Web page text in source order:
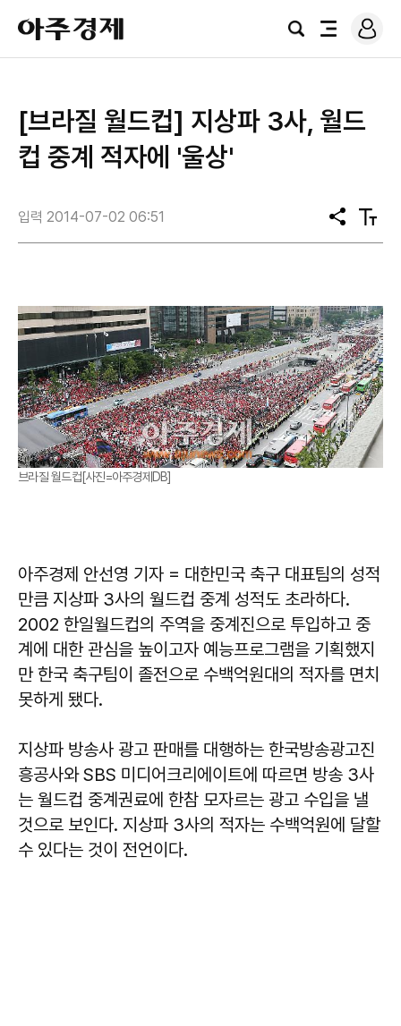
아
주
경
검
전
로
그
[브라질 월드컵] 지상파 3사, 월드
컵 중계 적자에 '울상'
입력 2014-07-02 06:51
공
유
텍
스
브라질 월드컵[사진=아주경제DB]
아주경제 안선영 기자 = 대한민국 축구 대표팀의 성적
만큼 지상파 3사의 월드컵 중계 성적도 초라하다.
2002 한일월드컵의 주역을 중계진으로 투입하고 중
계에 대한 관심을 높이고자 예능프로그램을 기획했지
만 한국 축구팀이 졸전으로 수백억원대의 적자를 면치
못하게 됐다.
지상파 방송사 광고 판매를 대행하는 한국방송광고진
흥공사와 SBS 미디어크리에이트에 따르면 방송 3사
는 월드컵 중계권료에 한참 모자르는 광고 수입을 낼
것으로 보인다. 지상파 3사의 적자는 수백억원에 달할
수 있다는 것이 전언이다.